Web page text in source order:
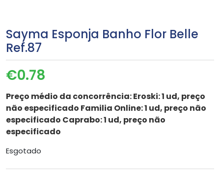
Sayma Esponja Banho Flor Belle
Ref.87
€0.78
Preço médio da concorrência:Eroski: 1 ud, preço
não especificado Familia Online: 1 ud, preço não
especificado Caprabo: 1 ud, preço não
especificado
Esgotado